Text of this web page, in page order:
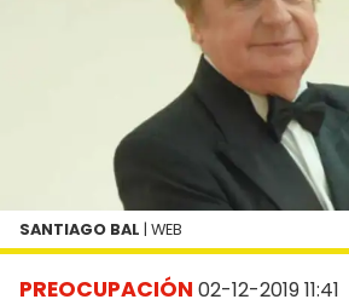
PREOCUPACIÓN 02-12-2019 11:41
SANTIAGO BAL | WEB